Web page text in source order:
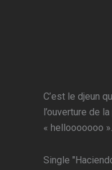
C’est le djeun
l’ouverture de
« hellooooooo
Single